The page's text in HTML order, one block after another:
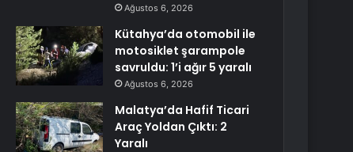
Ağustos 6, 2026
Kütahya’da otomobil ile
motosiklet şarampole
savruldu: 1’i ağır 5 yaralı
Ağustos 6, 2026
Malatya’da Hafif Ticari
Araç Yoldan Çıktı: 2
Yaralı